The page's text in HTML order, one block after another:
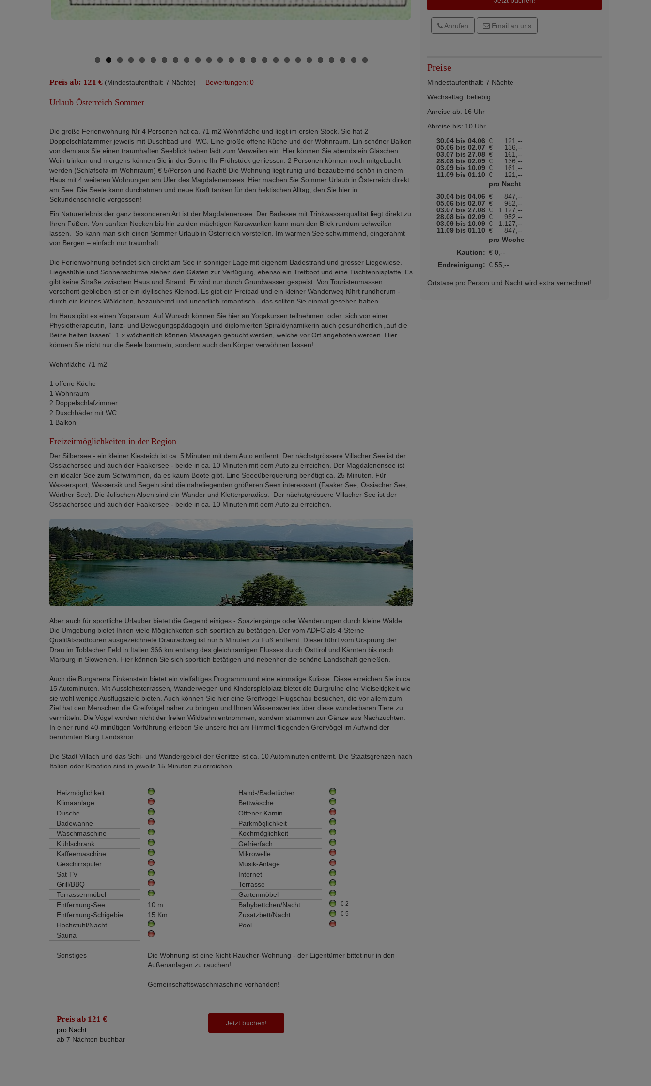
Preis ab: 121 € (Mindestaufenthalt: 7 Nächte) Bewertungen: 0
Urlaub Österreich Sommer
Die große Ferienwohnung für 4 Personen hat ca. 71 m2 Wohnfläche und liegt im ersten Stock. Sie hat 2
Doppelschlafzimmer jeweils mit Duschbad und WC. Eine große offene Küche und der Wohnraum. Ein schöner Balkon
von dem aus Sie einen traumhaften Seeblick haben lädt zum Verweilen ein. Hier können Sie abends ein Gläschen
Wein trinken und morgens können Sie in der Sonne Ihr Frühstück geniessen. 2 Personen können noch mitgebucht
werden (Schlafsofa im Wohnraum) € 5/Person und Nacht! Die Wohnung liegt ruhig und bezaubernd schön in einem
Haus mit 4 weiteren Wohnungen am Ufer des Magdalenensees. Hier machen Sie Sommer Urlaub in Österreich direkt
am See. Die Seele kann durchatmen und neue Kraft tanken für den hektischen Alltag, den Sie hier in
Sekundenschnelle vergessen!
Ein Naturerlebnis der ganz besonderen Art ist der Magdalenensee. Der Badesee mit Trinkwasserqualität liegt direkt zu
Ihren Füßen. Von sanften Nocken bis hin zu den mächtigen Karawanken kann man den Blick rundum schweifen
lassen. So kann man sich einen Sommer Urlaub in Österreich vorstellen. Im warmen See schwimmend, eingerahmt
von Bergen – einfach nur traumhaft.
Die Ferienwohnung befindet sich direkt am See in sonniger Lage mit eigenem Badestrand und grosser Liegewiese.
Liegestühle und Sonnenschirme stehen den Gästen zur Verfügung, ebenso ein Tretboot und eine Tischtennisplatte. Es
gibt keine Straße zwischen Haus und Strand. Er wird nur durch Grundwasser gespeist. Von Touristenmassen
verschont geblieben ist er ein idyllisches Kleinod. Es gibt ein Freibad und ein kleiner Wanderweg führt rundherum -
durch ein kleines Wäldchen, bezaubernd und unendlich romantisch - das sollten Sie einmal gesehen haben.
Im Haus gibt es einen Yogaraum. Auf Wunsch können Sie hier an Yogakursen teilnehmen oder sich von einer
Physiotherapeutin, Tanz- und Bewegungspädagogin und diplomierten Spiraldynamikerin auch gesundheitlich „auf die
Beine helfen lassen“. 1 x wöchentlich können Massagen gebucht werden, welche vor Ort angeboten werden. Hier
können Sie nicht nur die Seele baumeln, sondern auch den Körper verwöhnen lassen!
Wohnfläche 71 m2
1 offene Küche
1 Wohnraum
2 Doppelschlafzimmer
2 Duschbäder mit WC
1 Balkon
Freizeitmöglichkeiten in der Region
Der Silbersee - ein kleiner Kiesteich ist ca. 5 Minuten mit dem Auto entfernt. Der nächstgrössere Villacher See ist der
Ossiachersee und auch der Faakersee - beide in ca. 10 Minuten mit dem Auto zu erreichen. Der Magdalenensee ist
ein idealer See zum Schwimmen, da es kaum Boote gibt. Eine Seeeüberquerung benötigt ca. 25 Minuten. Für
Wassersport, Wassersik und Segeln sind die naheliegenden größeren Seen interessant (Faaker See, Ossiacher See,
Wörther See). Die Julischen Alpen sind ein Wander und Kletterparadies. Der nächstgrössere Villacher See ist der
Ossiachersee und auch der Faakersee - beide in ca. 10 Minuten mit dem Auto zu erreichen.
Aber auch für sportliche Urlauber bietet die Gegend einiges - Spaziergänge oder Wanderungen durch kleine Wälde.
Die Umgebung bietet Ihnen viele Möglichkeiten sich sportlich zu betätigen. Der vom ADFC als 4-Sterne
Qualitätsradtouren ausgezeichnete Drauradweg ist nur 5 Minuten zu Fuß entfernt. Dieser führt vom Ursprung der
Drau im Toblacher Feld in Italien 366 km entlang des gleichnamigen Flusses durch Osttirol und Kärnten bis nach
Marburg in Slowenien. Hier können Sie sich sportlich betätigen und nebenher die schöne Landschaft genießen.
Auch die Burgarena Finkenstein bietet ein vielfältiges Programm und eine einmalige Kulisse. Diese erreichen Sie in ca.
15 Autominuten. Mit Aussichtsterrassen, Wanderwegen und Kinderspielplatz bietet die Burgruine eine Vielseitigkeit wie
sie wohl wenige Ausflugsziele bieten. Auch können Sie hier eine Greifvogel-Flugschau besuchen, die vor allem zum
Ziel hat den Menschen die Greifvögel näher zu bringen und Ihnen Wissenswertes über diese wunderbaren Tiere zu
vermitteln. Die Vögel wurden nicht der freien Wildbahn entnommen, sondern stammen zur Gänze aus Nachzuchten.
In einer rund 40-minütigen Vorführung erleben Sie unsere frei am Himmel fliegenden Greifvögel im Aufwind der
berühmten Burg Landskron.
Die Stadt Villach und das Schi- und Wandergebiet der Gerlitze ist ca. 10 Autominuten entfernt. Die Staatsgrenzen nach
Italien oder Kroatien sind in jeweils 15 Minuten zu erreichen.
Heizmöglichkeit
Hand-/Badetücher
Klimaanlage
Bettwäsche
Dusche
Offener Kamin
Badewanne
Parkmöglichkeit
Waschmaschine
Kochmöglichkeit
Kühlschrank
Gefrierfach
Kaffeemaschine
Mikrowelle
Geschirrspüler
Musik-Anlage
Sat TV
Internet
Grill/BBQ
Terrasse
Terrassenmöbel
Gartenmöbel
Entfernung-See
10 m Babybettchen/Nacht € 2
Entfernung-Schigebiet 15 Km Zusatzbett/Nacht € 5
Hochstuhl/Nacht
Pool
Sauna
Sonstiges
Die Wohnung ist eine Nicht-Raucher-Wohnung - der Eigentümer bittet nur in den
Außenanlagen zu rauchen!
Gemeinschaftswaschmaschine vorhanden!
Preis ab 121 €
pro Nacht
ab 7 Nächten buchbar
Jetzt buchen!
Anrufen Email an uns
Preise
Mindestaufenthalt: 7 Nächte
Wechseltag: beliebig
Anreise ab: 16 Uhr
Abreise bis: 10 Uhr
30.04 bis 04.06 €
121,--
05.06 bis 02.07 €
136,--
03.07 bis 27.08 €
161,--
28.08 bis 02.09 €
136,--
03.09 bis 10.09 €
161,--
11.09 bis 01.10 €
121,--
pro Nacht
30.04 bis 04.06 €
847,--
05.06 bis 02.07 €
952,--
03.07 bis 27.08 €
1.127,--
28.08 bis 02.09 €
952,--
03.09 bis 10.09 €
1.127,--
11.09 bis 01.10 €
847,--
pro Woche
Kaution: € 0,--
Endreinigung: € 55,--
Ortstaxe pro Person und Nacht wird extra verrechnet!